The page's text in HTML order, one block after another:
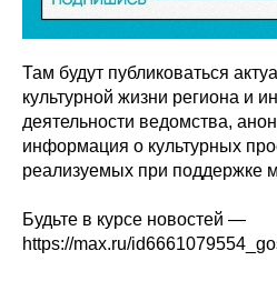
Там будут публиковаться
культурной жизни региона и
деятельности ведомства,
информация о культурных
реализуемых при поддержке
Будьте в курсе новостей —
https://max.ru/